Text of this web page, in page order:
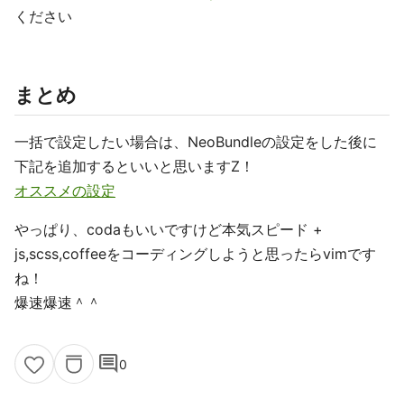
ください
まとめ
一括で設定したい場合は、NeoBundleの設定をした後に
下記を追加するといいと思いますZ！
オススメの設定
やっぱり、codaもいいですけど本気スピード +
js,scss,coffeeをコーディングしようと思ったらvimです
ね！
爆速爆速＾＾
comment0